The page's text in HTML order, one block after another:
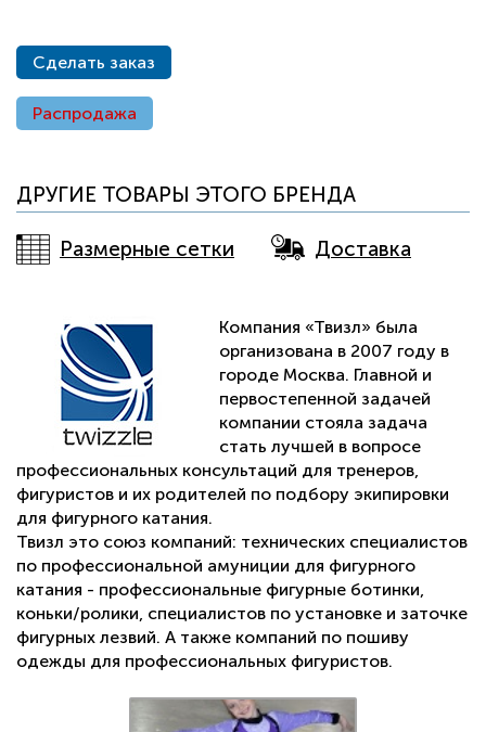
Сделать заказ
Распродажа
ДРУГИЕ ТОВАРЫ ЭТОГО БРЕНДА
Размерные сетки Доставка
Компания «Твизл» была
организована в 2007 году в
городе Москва. Главной и
первостепенной задачей
компании стояла задача
стать лучшей в вопросе
профессиональных консультаций для тренеров,
фигуристов и их родителей по подбору экипировки
для фигурного катания.
Твизл это союз компаний: технических специалистов
по профессиональной амуниции для фигурного
катания - профессиональные фигурные ботинки,
коньки/ролики, специалистов по установке и заточке
фигурных лезвий. А также компаний по пошиву
одежды для профессиональных фигуристов.